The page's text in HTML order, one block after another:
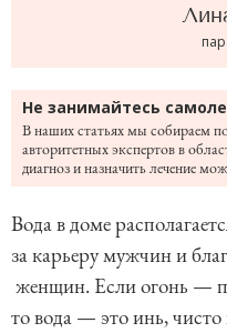
Не занимайтесь
В наших статьях мы собираем
авторитетных экспертов в
диагноз и назначить лечение
Вода в доме
за карьеру мужчин и
женщин. Если огонь —
то вода — это инь, чисто